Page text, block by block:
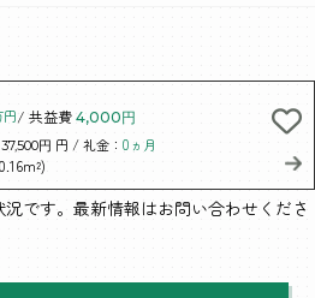
円/ 共益費 4,000円
37,500円 円 / 礼金：0ヵ月
です。最新情報はお問い合わせくださ